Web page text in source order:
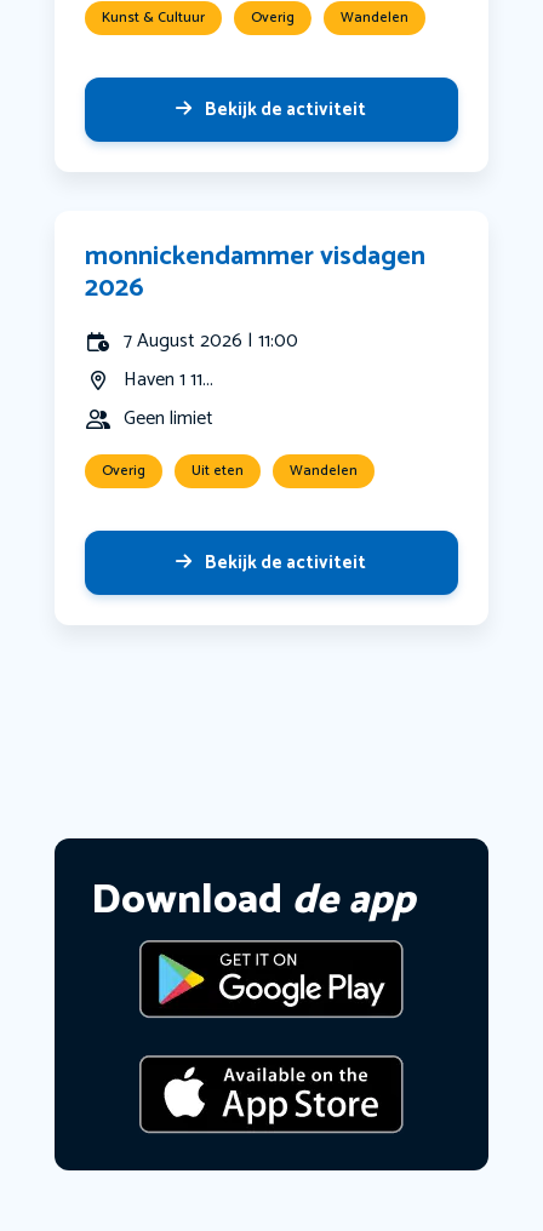
Kunst & Cultuur Overig Wandelen
Bekijk de activiteit
monnickendammer visdagen
2026
7 August 2026 | 11:00
Haven 1 11...
Geen limiet
Overig Uit eten Wandelen
Bekijk de activiteit
Download de app